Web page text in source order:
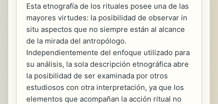
Esta etnografía de los rituales posee una de las
mayores virtudes: la posibilidad de observar in
situ aspectos que no siempre están al alcance
de la mirada del antropólogo.
Independientemente del enfoque utilizado para
su análisis, la sola descripción etnográfica abre
la posibilidad de ser examinada por otros
estudiosos con otra interpretación, ya que los
elementos que acompañan la acción ritual no